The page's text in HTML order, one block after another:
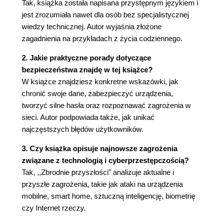
Brokerzy danych też słabo ich pilnują
Bolączki sieci społecznościowych
Nielegalne dane: istota kradzieży
tożsamości
Stalkerzy, prześladowcy i byli partnerzy
Internetowe zagrożenia dla nieletnich
Internetowy hejt
Włamanie 2.0
Ukierunkowane oszustwa i zabójstwa
Wycieki danych wagi państwowej i ich
implikacje kontrwywiadowcze
w internecie?
Szpieg, który mnie lubił
Rozdział 7. IT dzwoni do domu
Niedostatki telefonicznych systemów
operacyjnych
Uwaga na aplikacje!
Tak, książka została napisana przystępnym językiem i
jest zrozumiała nawet dla osób bez specjalistycznej
wiedzy technicznej. Autor wyjaśnia złożone
zagadnienia na przykładach z życia codziennego.
2. Jakie praktyczne porady dotyczące
bezpieczeństwa znajdę w tej książce?
W książce znajdziesz konkretne wskazówki, jak
chronić swoje dane, zabezpieczyć urządzenia,
tworzyć silne hasła oraz rozpoznawać zagrożenia w
sieci. Autor podpowiada także, jak unikać
najczęstszych błędów użytkowników.
3. Czy książka opisuje najnowsze zagrożenia
związane z technologią i cyberprzestępczością?
Tak, ,,Zbrodnie przyszłości" analizuje aktualne i
przyszłe zagrożenia, takie jak ataki na urządzenia
mobilne, smart home, sztuczną inteligencję, biometrię
czy Internet rzeczy.